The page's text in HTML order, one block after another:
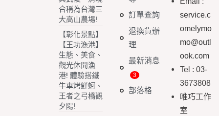
合稱為台灣三
大高山農場!
【彰化景點】
【王功漁港】
生態、美食、
觀光休閒漁
港! 體驗搭鐵
牛車烤鮮蚵、
王者之弓橋觀
夕陽!
訂單查詢
退換貨辦
理
最新消息
部落格
service.c
omelymo
mo@outl
ook.com
Tel : 03-
3673808
唯巧工作
室